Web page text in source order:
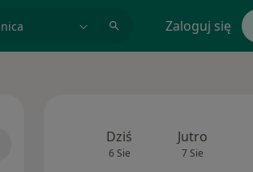
Zaloguj się
Dziś
6 Sie
Jutro
7 Sie